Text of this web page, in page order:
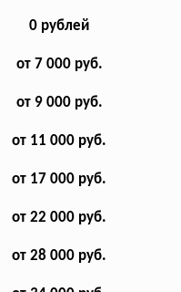
0 рублей
от 7 000 руб.
от 9 000 руб.
от 11 000 руб.
от 17 000 руб.
от 22 000 руб.
от 28 000 руб.